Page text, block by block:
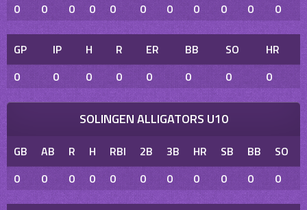
0
0 0 0 0 0 0 0 0 0 0
GP IP H R ER BB SO
HR
0
0 0 0 0 0 0 0
SOLINGEN ALLIGATORS U10
GB AB R H RBI 2B 3B HR SB BB SO
0
0 0 0 0 0 0 0 0 0 0